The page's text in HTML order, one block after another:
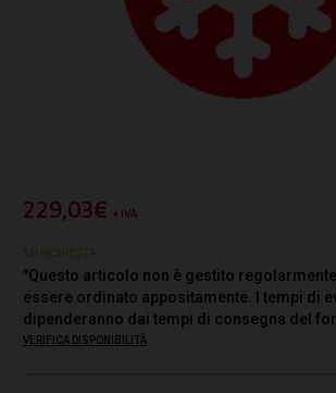
229,03€ + IVA
SU RICHIESTA
"Questo articolo non è gestito
essere ordinato appositamente. I tempi di
dipenderanno dai tempi di consegna del
VERIFICA DISPONIBILITÀ